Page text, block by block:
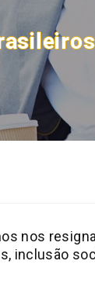
nos
inclusão